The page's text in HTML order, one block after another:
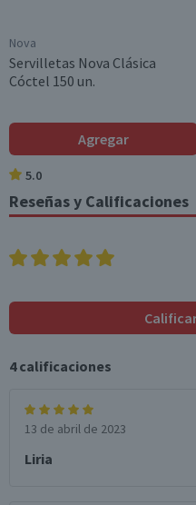
Sin SPF
Beneficios
Unisex
40 un.
Super premium
6 meses, a partir de la
Garantía Proveedor
6 meses
Nova
Servilletas Nova Clásica
Cóctel 150 un.
Agregar
5.0
Reseñas y Calificaciones
4 calificaciones
13 de abril de 2023
Liria